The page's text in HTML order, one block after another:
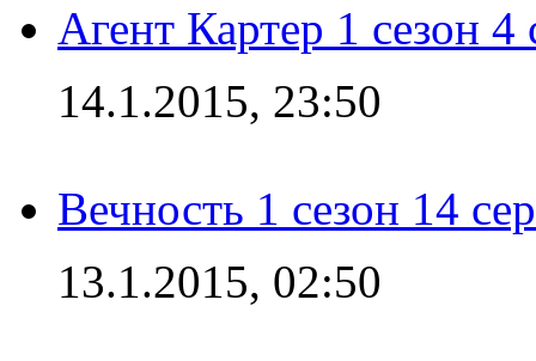
Агент Картер 1 сезон 4
14.1.2015, 23:50
Вечность 1 сезон 14
13.1.2015, 02:50